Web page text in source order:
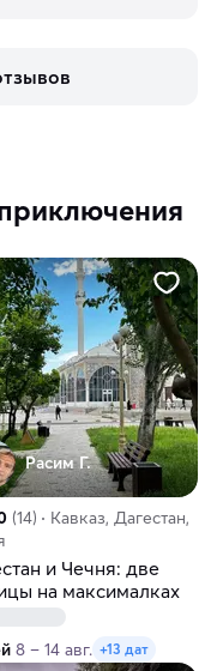
Расим Г.
(14)
Кавказ, Дагестан,
и Чечня: две
на максималках
8 – 14 авг. +13 дат